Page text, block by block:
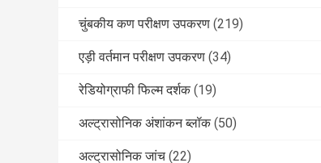
चुंबकीय कण परीक्षण उपकरण (219)
एड़ी वर्तमान परीक्षण उपकरण (34)
रेडियोग्राफी फिल्म दर्शक (19)
अल्ट्रासोनिक अंशांकन ब्लॉक (50)
अल्ट्रासोनिक जांच (22)